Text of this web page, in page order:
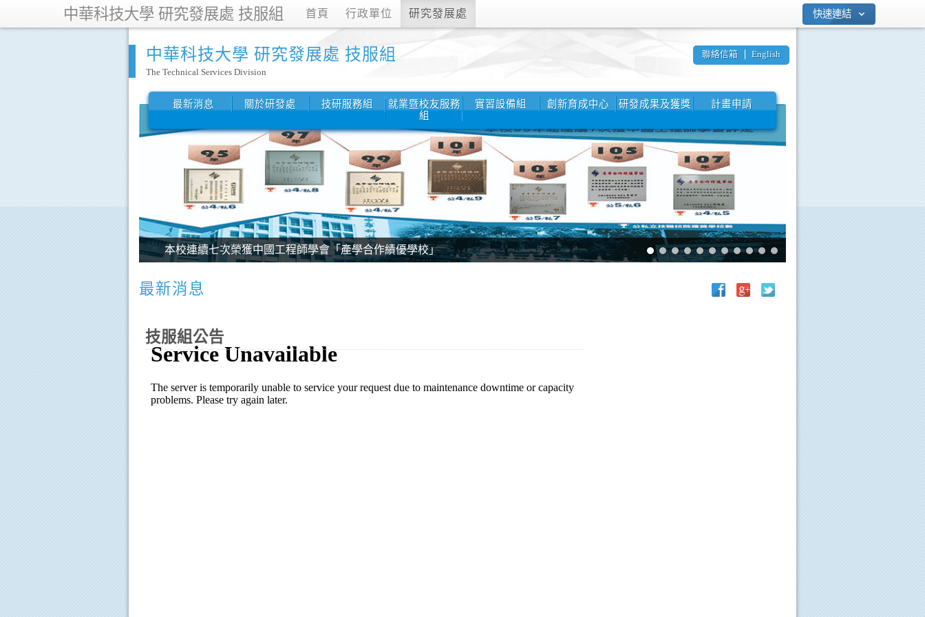
中華科技大學 研究發展處 技服組 首頁 行政單位 研究發展處 快速連結
中華科技大學 研究發展處 技服組
The Technical Services Division
聯絡信箱 English
最新消息 關於研發處 技研服務組
就業暨校友服務
組
實習設備組 創新育成中心 研發成果及獲獎 計畫申請
2018年台灣創新技術博覽會，本校榮獲四金、三銀、兩銅
最新消息
技服組公告